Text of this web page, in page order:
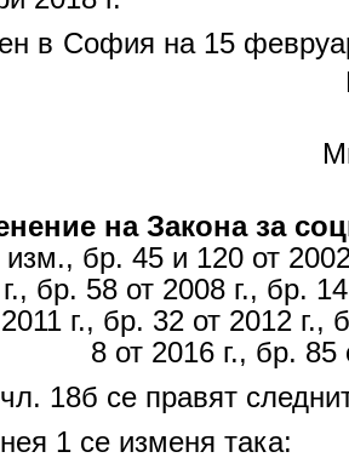
в София на 15
на Закона за
изм., бр. 45 и 120 от
бр. 58 от 2008 г., бр.
г., бр. 32 от 2012 г.,
8 от 2016 г., бр. 85
18б се правят
1 се изменя така: